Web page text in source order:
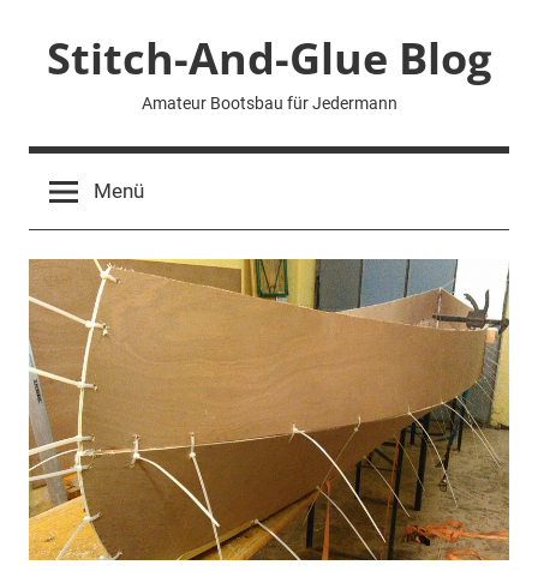
springenStitch-And-Glue Blog
Amateur Bootsbau für Jedermann
Menü